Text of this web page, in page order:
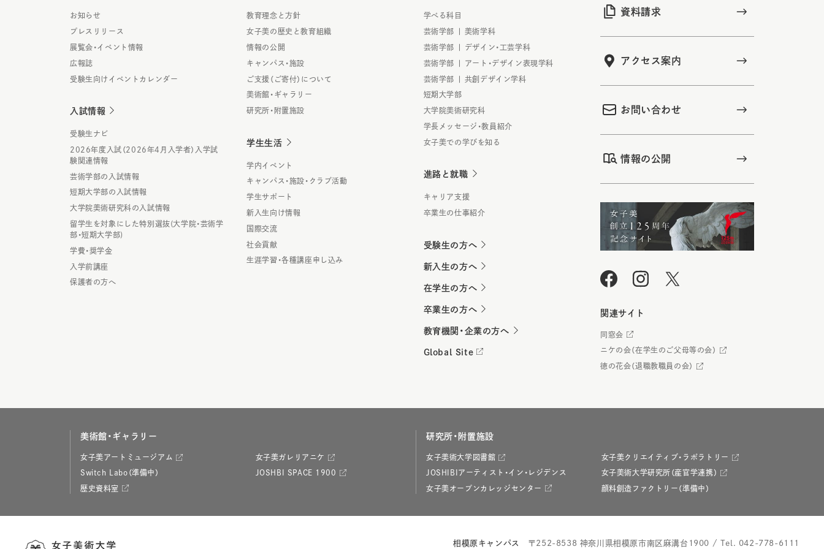
資料請求
アクセス案内
お問い合わせ
情報の公開
関連サイト
同窓会
ニケの会（在学生のご父母等の会）
徳の花会（退職教職員の会）
お知らせ
プレスリリース
展覧会・イベント情報
広報誌
受験生向けイベントカレンダー
入試情報
受験生ナビ
2026年度入試（2026年4月入学者）入学試
験関連情報
芸術学部の入試情報
短期大学部の入試情報
大学院美術研究科の入試情報
留学生を対象にした特別選抜(大学院・芸術学
部・短期大学部)
学費・奨学金
入学前講座
保護者の方へ
教育理念と方針
女子美の歴史と教育組織
情報の公開
キャンパス・施設
ご支援（ご寄付）について
美術館・ギャラリー
研究所・附置施設
学生生活
学内イベント
キャンパス・施設・クラブ活動
学生サポート
新入生向け情報
国際交流
社会貢献
生涯学習・各種講座申し込み
学べる科目
芸術学部 | 美術学科
芸術学部 | デザイン・工芸学科
芸術学部 | アート・デザイン表現学科
芸術学部 | 共創デザイン学科
短期大学部
大学院美術研究科
学長メッセージ・教員紹介
女子美での学びを知る
進路と就職
キャリア支援
卒業生の仕事紹介
受験生の方へ
新入生の方へ
在学生の方へ
卒業生の方へ
教育機関・企業の方へ
Global Site
美術館・ギャラリー
女子美アートミュージアム 女子美ガレリアニケ
Switch Labo（準備中） JOSHBI SPACE 1900
歴史資料室
研究所・附置施設
女子美術大学図書館 女子美クリエイティブ・ラボラトリー
JOSHIBIアーティスト・イン・レジデンス 女子美術大学研究所（産官学連携）
女子美オープンカレッジセンター 顔料創造ファクトリー（準備中）
相模原キャンパス 〒252-8538 神奈川県相模原市南区麻溝台1900 / Tel. 042-778-6111